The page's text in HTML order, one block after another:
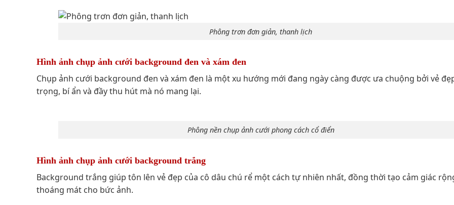
Phông trơn đơn giản, thanh lịch
Hình ảnh chụp ảnh cưới background đen và xám đen
Chụp ảnh cưới background đen và xám đen là một xu hướng mới đang ngày càng được ưa chuộng bởi vẻ
trọng, bí ẩn và đầy thu hút mà nó mang lại.
Phông nền chụp ảnh cưới phong cách cổ điển
Hình ảnh chụp ảnh cưới background trắng
Background trắng giúp tôn lên vẻ đẹp của cô dâu chú rể một cách tự nhiên nhất, đồng thời tạo cảm giác
thoáng mát cho bức ảnh.